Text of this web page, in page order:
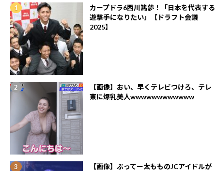
カープドラ6西川篤夢！「日本を代表する
遊撃手になりたい」【ドラフト会議
2025】
【画像】おい、早くテレビつけろ、テレ
東に爆乳美人wwwwwwwwwwww
【画像】ぶってー太もものJCアイドルが